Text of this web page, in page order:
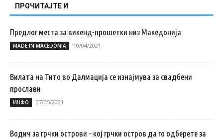
ПРОЧИТАЈТЕ И
Предлог места за викенд-прошетки низ Македонија
MADE IN MACEDONIA 10/04/2021
Вилата на Тито во Далмација се изнајмува за свадбени
прослави
ИНФО 07/05/2021
Водич за грчки острови – кој грчки остров да го одберете за